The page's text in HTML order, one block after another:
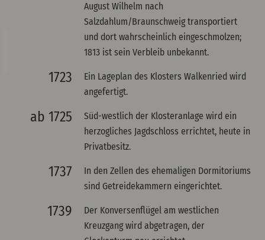
August Wilhelm nach
Salzdahlum/Braunschweig transportiert
und dort wahrscheinlich eingeschmolzen;
1813 ist sein Verbleib unbekannt.
1723
Ein Lageplan des Klosters Walkenried wird
angefertigt.
ab 1725
Süd-westlich der Klosteranlage wird ein
herzogliches Jagdschloss errichtet, heute in
Privatbesitz.
1737
In den Zellen des ehemaligen Dormitoriums
sind Getreidekammern eingerichtet.
1739
Der Konversenflügel am westlichen
Kreuzgang wird abgetragen, der